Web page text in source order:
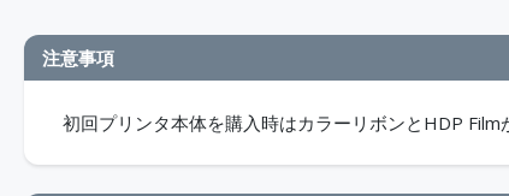
注意事項
初回プリンタ本体を購入時はカラーリボンとHDP Film